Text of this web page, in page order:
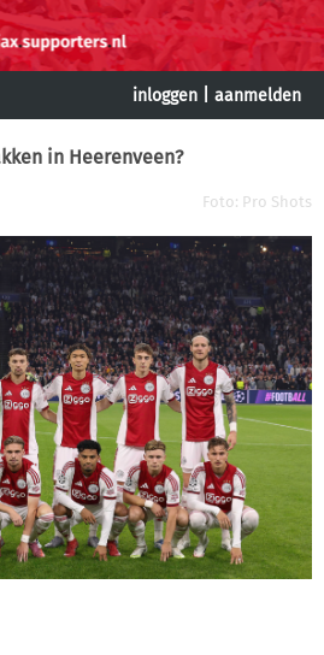
inloggen aanmelden
in Heerenveen?
Foto: Pro Shots